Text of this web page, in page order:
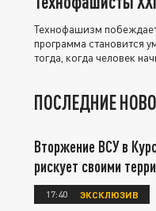
Технофашизм
программа становится
тогда, когда человек
ПОСЛЕДНИЕ
Вторжение ВСУ в
рискует своими
17:40 ЭКСКЛЮЗИВ